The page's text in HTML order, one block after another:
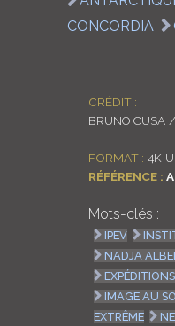
CONCORDIA
CRÉDIT :
BRUNO CUSA
FORMAT : 4K
RÉFÉRENCE :
Mots-clés :
IPEV
NADJA
IMAGE AU
EXTRÊME